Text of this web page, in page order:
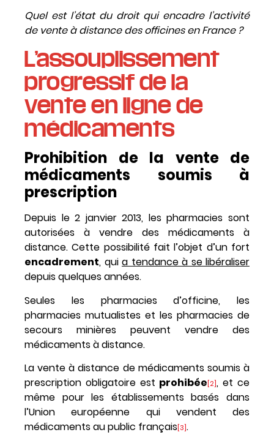
Quel est l’état du droit qui encadre l’activité
de vente à distance des officines en France ?
L’assouplissement
progressif de la
vente en ligne de
médicaments
Prohibition de la vente de
médicaments soumis à
prescription
Depuis le 2 janvier 2013, les pharmacies sont
autorisées à vendre des médicaments à
distance. Cette possibilité fait l’objet d’un fort
encadrement, qui a tendance à se libéraliser
depuis quelques années.
Seules les pharmacies d’officine, les
pharmacies mutualistes et les pharmacies de
secours minières peuvent vendre des
médicaments à distance.
La vente à distance de médicaments soumis à
prescription obligatoire est prohibée[2], et ce
même pour les établissements basés dans
l’Union européenne qui vendent des
médicaments au public français[3].